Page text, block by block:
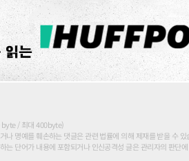
byte / 최대 400byte)
나 명예를 훼손하는 댓글은 관련 법률에 의해 제재를 받을 수 있
는 단어가 내용에 포함되거나 인신공격성 글은 관리자의 판단